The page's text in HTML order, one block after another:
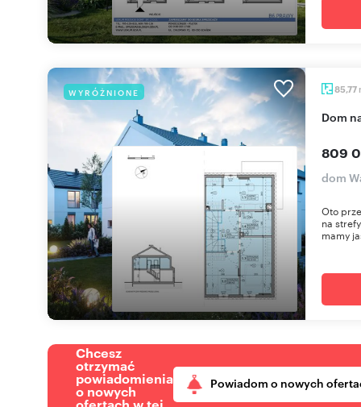
WYRÓŻNIONE 85,77
dom
809
dom
Oto
na
mamy
Chcesz
otrzymać
powiadomienia
o nowych Powiadom o nowych